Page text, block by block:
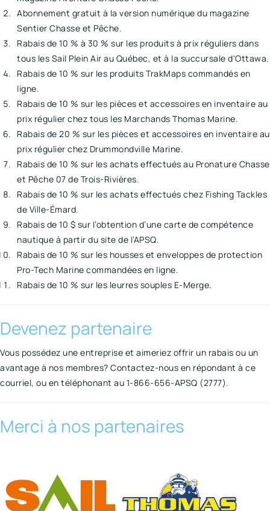
Abonnement gratuit à la version numérique du magazine
Sentier Chasse et Pêche.
Rabais de 10 % à 30 % sur les produits à prix réguliers dans
tous les Sail Plein Air au Québec, et à la succursale d'Ottawa.
Rabais de 10 % sur les produits TrakMaps commandés en
ligne.
Rabais de 10 % sur les pièces et accessoires en inventaire au
prix régulier chez tous les Marchands Thomas Marine.
Rabais de 20 % sur les pièces et accessoires en inventaire au
prix régulier chez Drummondville Marine.
Rabais de 10 % sur les achats effectués au Pronature Chasse
et Pêche 07 de Trois-Rivières.
Rabais de 10 % sur les achats effectués chez Fishing Tackles
de Ville-Émard.
Rabais de 10 $ sur l’obtention d’une carte de compétence
nautique à partir du site de l’APSQ.
Rabais de 10 % sur les housses et enveloppes de protection
Pro-Tech Marine commandées en ligne.
Rabais de 10 % sur les leurres souples E-Merge.
Devenez partenaire
Vous possédez une entreprise et aimeriez offrir un rabais ou un
avantage à nos membres? Contactez-nous en répondant à ce
courriel, ou en téléphonant au 1-866-656-APSQ (2777).
Merci à nos partenaires